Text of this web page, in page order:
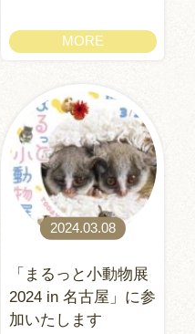
MORE
2024.03.08
「まるっと小動物展
2024 in 名古屋」に参
加いたします